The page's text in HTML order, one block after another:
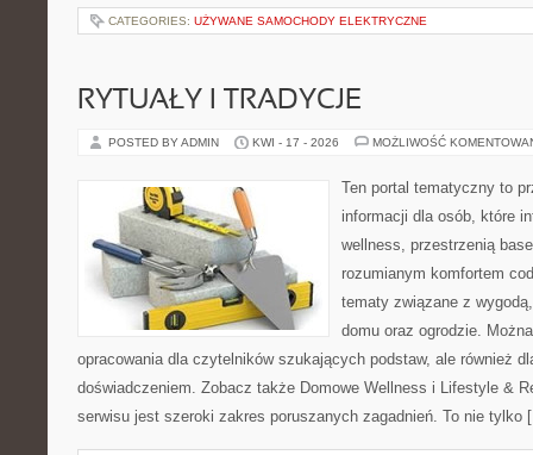
CATEGORIES: UŻYWANE SAMOCHODY ELEKTRYCZNE
RYTUAŁY I TRADYCJE
POSTED BY ADMIN KWI - 17 - 2026 MOŻLIWOŚĆ
Ten portal tematyczny to
informacji dla osób, które
wellness, przestrzenią
rozumianym komfortem
tematy związane z
domu oraz ogrodzie.
opracowania dla czytelników szukających podstaw, ale również
doświadczeniem. Zobacz także Domowe Wellness i Lifestyle &
serwisu jest szeroki zakres poruszanych zagadnień. To nie tylko